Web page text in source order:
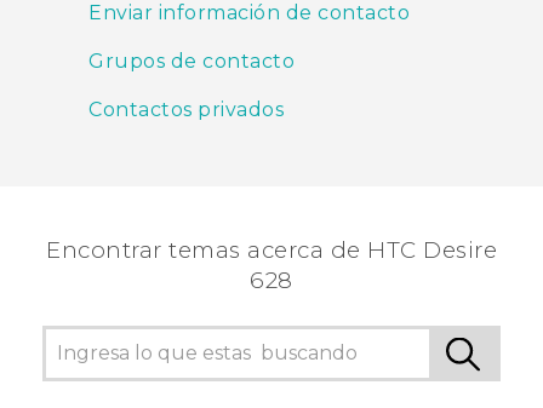
Enviar información de contacto
Grupos de contacto
Contactos privados
Encontrar temas acerca de HTC Desire
628